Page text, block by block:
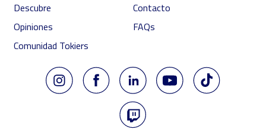
Descubre
Opiniones
Comunidad Tokiers
Contacto
FAQs